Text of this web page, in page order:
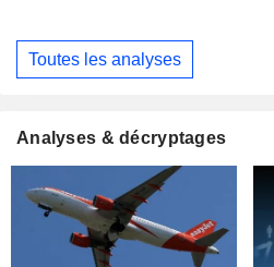
Toutes les analyses
Analyses & décryptages